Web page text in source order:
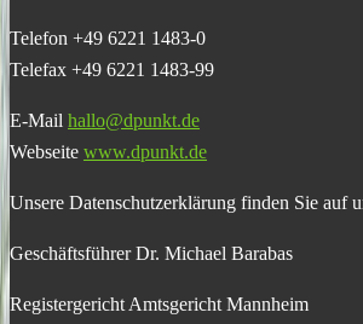
Telefon +49 6221 1483-0
Telefax +49 6221 1483-99
E-Mail hallo@dpunkt.de
Webseite www.dpunkt.de
Unsere Datenschutzerklärung finden Sie auf
Geschäftsführer Dr. Michael Barabas
Registergericht Amtsgericht Mannheim